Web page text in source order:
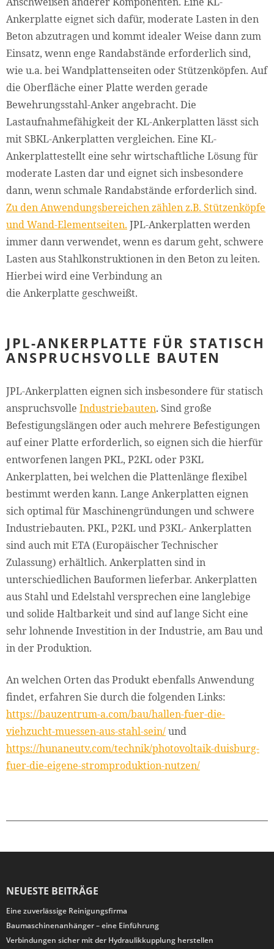
Ankerplatte eignet sich dafür, moderate Lasten in den
Beton abzutragen und kommt idealer Weise dann zum
Einsatz, wenn enge Randabstände erforderlich sind,
wie u.a. bei Wandplattenseiten oder Stützenköpfen. Auf
die Oberfläche einer Platte werden gerade
Bewehrungsstahl-Anker angebracht. Die
Lastaufnahmefähigkeit der KL-Ankerplatten lässt sich
mit SBKL-Ankerplatten vergleichen. Eine KL-
Ankerplattestellt eine sehr wirtschaftliche Lösung für
moderate Lasten dar und eignet sich insbesondere
dann, wenn schmale Randabstände erforderlich sind.
Zu den Anwendungsbereichen zählen z.B. Stützenköpfe
und Wand-Elementseiten. JPL-Ankerplatten werden
immer dann verwendet, wenn es darum geht, schwere
Lasten aus Stahlkonstruktionen in den Beton zu leiten.
Hierbei wird eine Verbindung an
die Ankerplatte geschweißt.
JPL-ANKERPLATTE FÜR STATISCH
ANSPRUCHSVOLLE BAUTEN
JPL-Ankerplatten eignen sich insbesondere für statisch
anspruchsvolle Industriebauten. Sind große
Befestigungslängen oder auch mehrere Befestigungen
auf einer Platte erforderlich, so eignen sich die hierfür
entworfenen langen PKL, P2KL oder P3KL
Ankerplatten, bei welchen die Plattenlänge flexibel
bestimmt werden kann. Lange Ankerplatten eignen
sich optimal für Maschinengründungen und schwere
Industriebauten. PKL, P2KL und P3KL- Ankerplatten
sind auch mit ETA (Europäischer Technischer
Zulassung) erhältlich. Ankerplatten sind in
unterschiedlichen Bauformen lieferbar. Ankerplatten
aus Stahl und Edelstahl versprechen eine langlebige
und solide Haltbarkeit und sind auf lange Sicht eine
sehr lohnende Investition in der Industrie, am Bau und
in der Produktion.
An welchen Orten das Produkt ebenfalls Anwendung
findet, erfahren Sie durch die folgenden Links:
https://bauzentrum-a.com/bau/hallen-fuer-die-
viehzucht-muessen-aus-stahl-sein/und
https://hunaneutv.com/technik/photovoltaik-duisburg-
fuer-die-eigene-stromproduktion-nutzen/
NEUESTE BEITRÄGE
Eine zuverlässige Reinigungsfirma
Baumaschinenanhänger – eine Einführung
Verbindungen sicher mit der Hydraulikkupplung herstellen